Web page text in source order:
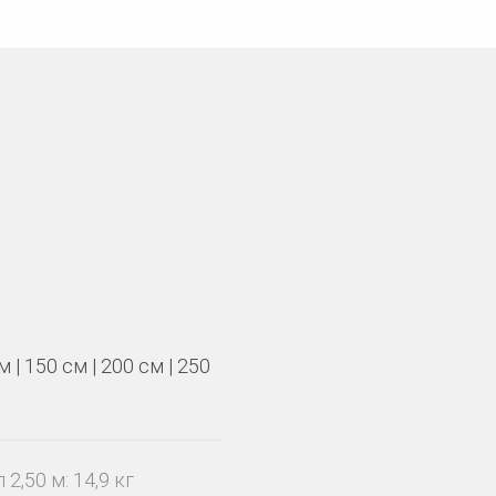
| 150 см | 200 см | 250
2,50 м: 14,9 кг